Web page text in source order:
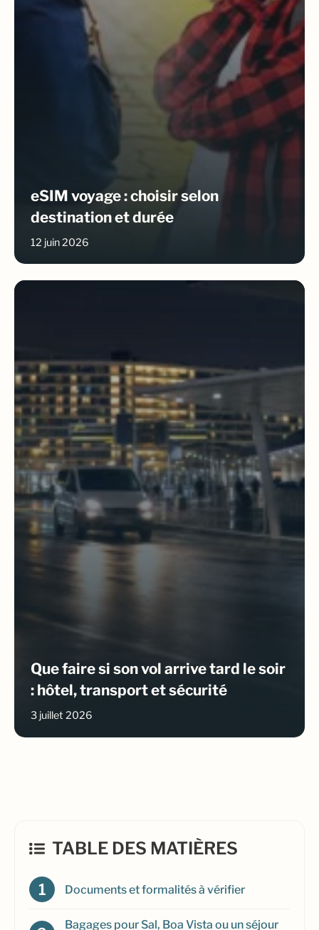
eSIM voyage : choisir selon
destination et durée
12 juin 2026
Que faire si son vol arrive tard le soir
: hôtel, transport et sécurité
3 juillet 2026
TABLE DES MATIÈRES
Documents et formalités à vérifier
Bagages pour Sal, Boa Vista ou un séjour